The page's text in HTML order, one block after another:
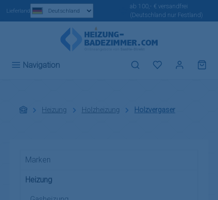
Zum Hauptinhalt springen
Lieferland
ab 100,- € versandfrei
(Deutschland nur Festland)
Navigation Du hast 0
Heizung Holzheizung Holzvergaser
Marken
Heizung